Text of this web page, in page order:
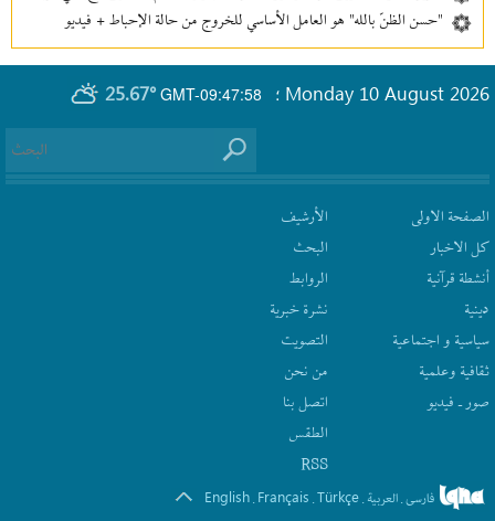
"حسن الظنّ بالله" هو العامل الأساسي للخروج من حالة الإحباط + فيديو
GMT-09:47:58
25.67° Monday 10 August 2026 ؛
الصفحة الاولى
كل الاخبار
أنشطة قرآنیة
دينية
سیاسیة و اجتماعیة
ثقافیة وعلمیة
صور ـ فيديو
الأرشیف
البحث
الروابط
نشرة‌ خبریة
التصويت
من نحن
اتصل بنا
الطقس
RSS
فارسی. العربیة .
Türkçe
.
Français
.
English